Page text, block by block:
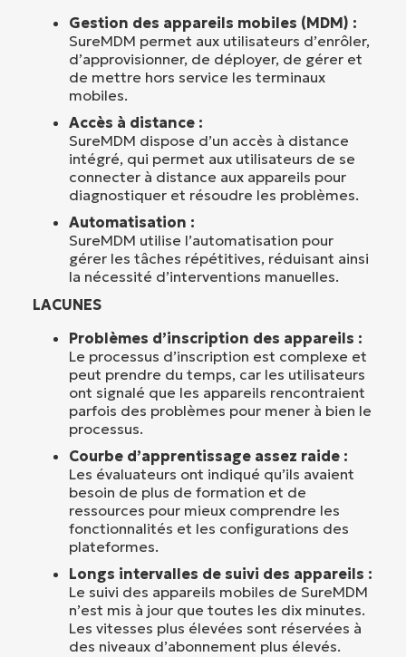
Gestion des appareils mobiles (MDM) :
SureMDM permet aux utilisateurs d’enrôler,
d’approvisionner, de déployer, de gérer et
de mettre hors service les terminaux
mobiles.
Accès à distance :
SureMDM dispose d’un accès à distance
intégré, qui permet aux utilisateurs de se
connecter à distance aux appareils pour
diagnostiquer et résoudre les problèmes.
Automatisation :
SureMDM utilise l’automatisation pour
gérer les tâches répétitives, réduisant ainsi
la nécessité d’interventions manuelles.
LACUNES
Problèmes d’inscription des appareils :
Le processus d’inscription est complexe et
peut prendre du temps, car les utilisateurs
ont signalé que les appareils rencontraient
parfois des problèmes pour mener à bien le
processus.
Courbe d’apprentissage assez raide :
Les évaluateurs ont indiqué qu’ils avaient
besoin de plus de formation et de
ressources pour mieux comprendre les
fonctionnalités et les configurations des
plateformes.
Longs intervalles de suivi des appareils :
Le suivi des appareils mobiles de SureMDM
n’est mis à jour que toutes les dix minutes.
Les vitesses plus élevées sont réservées à
des niveaux d’abonnement plus élevés.